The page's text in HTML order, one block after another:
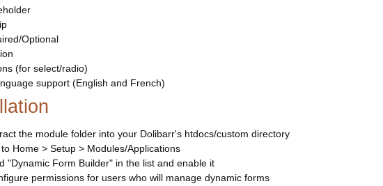
Optional
(for select/radio)
support (English and French)
the module folder into your Dolibarr's htdocs/custom directory
Home > Setup > Modules/Applications
"Dynamic Form Builder" in the list and enable it
permissions for users who will manage dynamic forms